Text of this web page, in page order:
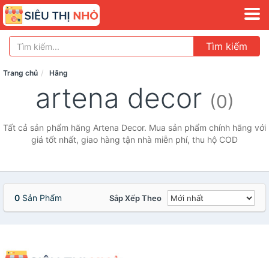
Tìm kiếm
Trang chủ Hãng
artena decor (0)
Tất cả sản phẩm hãng Artena Decor. Mua sản phẩm chính hãng với
giá tốt nhất, giao hàng tận nhà miễn phí, thu hộ COD
0 Sản Phẩm Sắp Xếp Theo